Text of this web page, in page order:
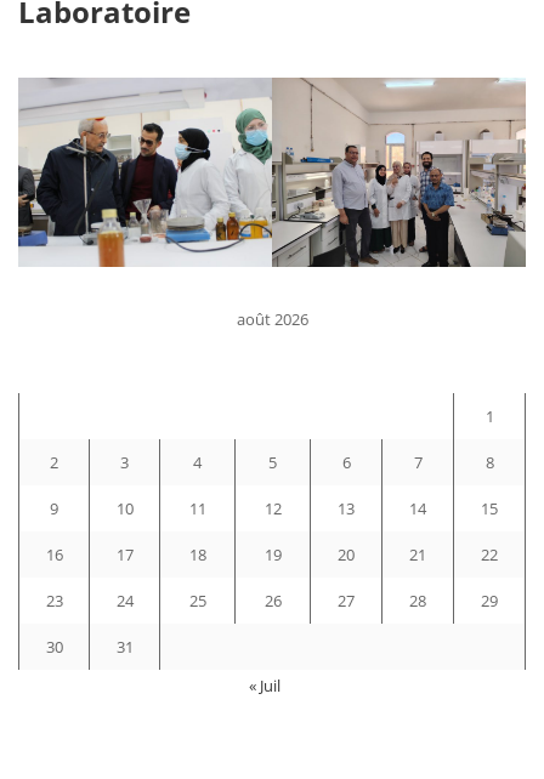
Laboratoire
août 2026
1
2 3 4 5 6 7 8
9 10 11 12 13 14 15
16 17 18 19 20 21 22
23 24 25 26 27 28 29
30
31
« Juil